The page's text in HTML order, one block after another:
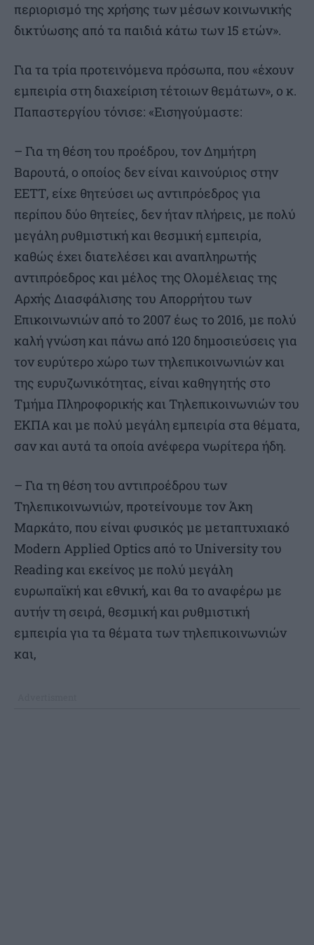
περιορισμό της χρήσης των μέσων κοινωνικής
δικτύωσης από τα παιδιά κάτω των 15 ετών».
Για τα τρία προτεινόμενα πρόσωπα, που «έχουν
εμπειρία στη διαχείριση τέτοιων θεμάτων», ο κ.
Παπαστεργίου τόνισε: «Εισηγούμαστε:
– Για τη θέση του προέδρου, τον Δημήτρη
Βαρουτά, ο οποίος δεν είναι καινούριος στην
ΕΕΤΤ, είχε θητεύσει ως αντιπρόεδρος για
περίπου δύο θητείες, δεν ήταν πλήρεις, με πολύ
μεγάλη ρυθμιστική και θεσμική εμπειρία,
καθώς έχει διατελέσει και αναπληρωτής
αντιπρόεδρος και μέλος της Ολομέλειας της
Αρχής Διασφάλισης του Απορρήτου των
Επικοινωνιών από το 2007 έως το 2016, με πολύ
καλή γνώση και πάνω από 120 δημοσιεύσεις για
τον ευρύτερο χώρο των τηλεπικοινωνιών και
της ευρυζωνικότητας, είναι καθηγητής στο
Τμήμα Πληροφορικής και Τηλεπικοινωνιών του
ΕΚΠΑ και με πολύ μεγάλη εμπειρία στα θέματα,
σαν και αυτά τα οποία ανέφερα νωρίτερα ήδη.
– Για τη θέση του αντιπροέδρου των
Τηλεπικοινωνιών, προτείνουμε τον Άκη
Μαρκάτο, που είναι φυσικός με μεταπτυχιακό
Modern Applied Optics από το University του
Reading και εκείνος με πολύ μεγάλη
ευρωπαϊκή και εθνική, και θα το αναφέρω με
αυτήν τη σειρά, θεσμική και ρυθμιστική
εμπειρία για τα θέματα των τηλεπικοινωνιών
και,